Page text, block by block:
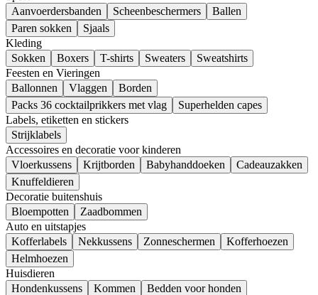
Aanvoerdersbanden
Scheenbeschermers
Ballen
Paren sokken
Sjaals
Kleding
Sokken
Boxers T-shirts Sweaters
Sweatshirts
Feesten en Vieringen
Ballonnen
Vlaggen
Borden
Packs 36 cocktailprikkers met vlag
Superhelden capes
Labels, etiketten en stickers
Strijklabels
Accessoires en decoratie voor kinderen
Vloerkussens
Krijtborden Babyhanddoeken
Cadeauzakken
Knuffeldieren
Decoratie buitenshuis
Bloempotten
Zaadbommen
Auto en uitstapjes
Kofferlabels
Nekkussens Zonneschermen
Kofferhoezen
Helmhoezen
Huisdieren
Hondenkussens
Kommen
Bedden voor honden